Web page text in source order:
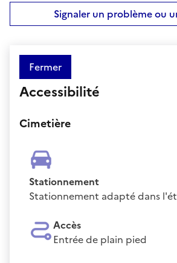
Signaler un problème ou
Fermer
Accessibilité
Cimetière
Stationnement
Stationnement adapté dans
Accès
Entrée de plain pied